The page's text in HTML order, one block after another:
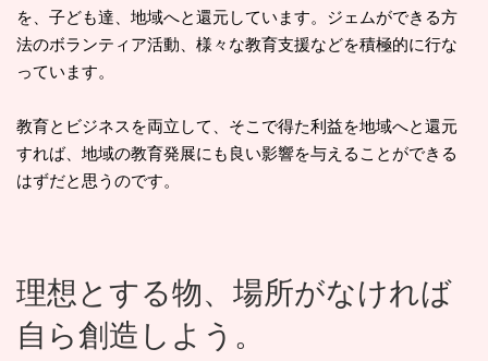
を、子ども達、地域へと還元しています。ジェムができる方
法のボランティア活動、様々な教育支援などを積極的に行な
っています。
教育とビジネスを両立して、そこで得た利益を地域へと還元
すれば、地域の教育発展にも良い影響を与えることができる
はずだと思うのです。
理想とする物、場所がなければ
自ら創造しよう。